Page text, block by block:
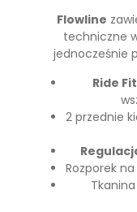
Flowline
techniczne
jednocześnie
Ride Fit
2 przednie
Rozporek